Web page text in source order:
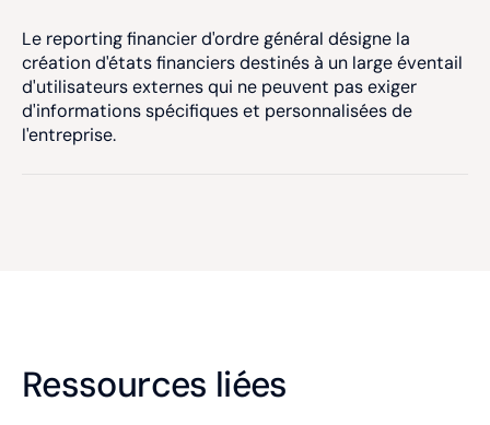
Le reporting financier d'ordre général désigne la
création d'états financiers destinés à un large éventail
d'utilisateurs externes qui ne peuvent pas exiger
d'informations spécifiques et personnalisées de
l'entreprise.
Ressources liées